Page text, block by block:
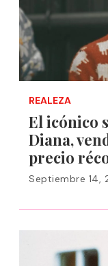
REALEZA
El icónico
Diana,
precio
Septiembre 14,